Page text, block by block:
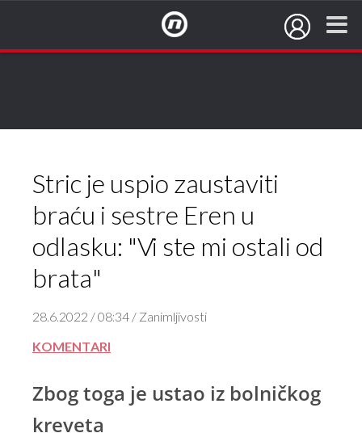
Stric je uspio zaustaviti
braću i sestre Eren u
odlasku: "Vi ste mi ostali od
brata"
28.6.2022 / 08:34 / Zanimljivosti
KOMENTARI
Zbog toga je ustao iz bolničkog
kreveta